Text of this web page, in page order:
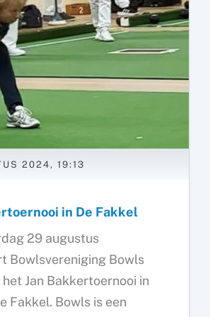
2024, 19:13
in De Fakkel
29 augustus
Bowlsvereniging Bowls
Jan Bakkertoernooi in
Fakkel. Bowls is een